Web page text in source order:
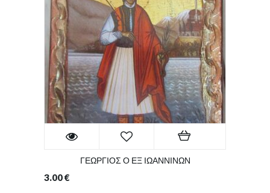
ΓΕΩΡΓΙΟΣ Ο ΕΞ ΙΩΑΝΝΙΝΩΝ
3.00€